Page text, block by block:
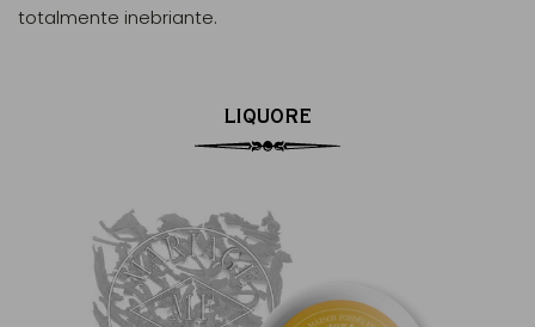
totalmente inebriante.
LIQUORE